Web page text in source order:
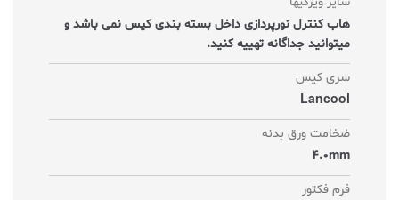
هاب کنترل نورپردازی داخل بسته بندی کیس نمی باشد و
میتوانید جداگانه تهییه کنید.
سری کیس
Lancool
ضخامت ورق بدنه
4.0mm
فرم فکتور